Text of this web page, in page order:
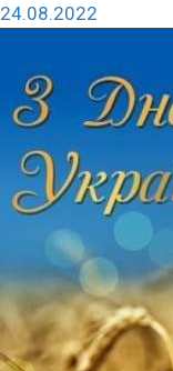
24.08.2022